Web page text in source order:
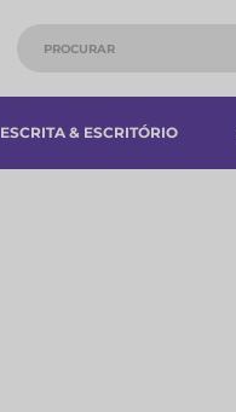
ESCRITA & ESCRITÓRIO